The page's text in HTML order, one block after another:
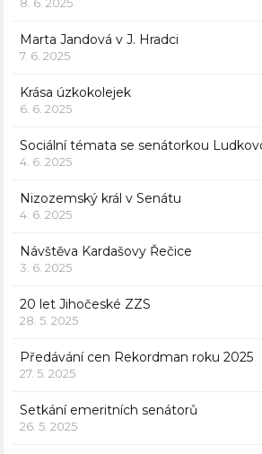
8. 6. 2025
Marta Jandová v J. Hradci
7. 6. 2025
Krása úzkokolejek
6. 6. 2025
Sociální témata se senátorkou
4. 6. 2025
Nizozemský král v Senátu
4. 6. 2025
Návštěva Kardašovy Řečice
3. 6. 2025
20 let Jihočeské ZZS
28. 5. 2025
Předávání cen Rekordman roku 2025
27. 5. 2025
Setkání emeritních senátorů
26. 5. 2025